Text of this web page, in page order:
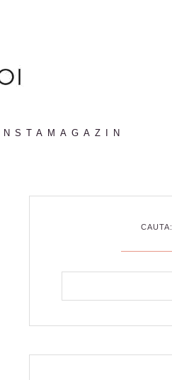
INSTAMAGAZIN
CAUTA: